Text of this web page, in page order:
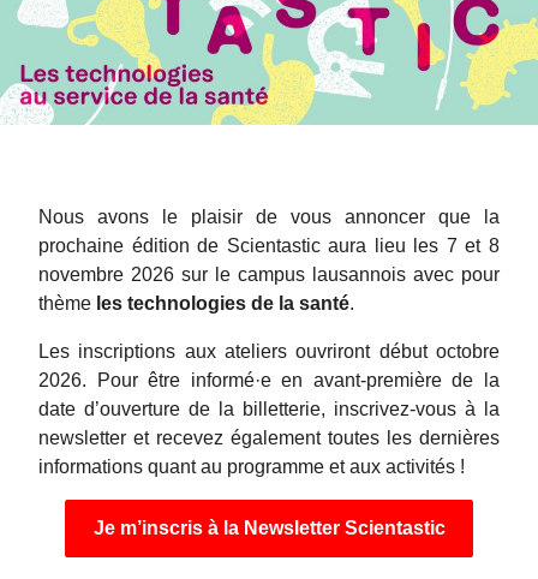
Nous avons le plaisir de vous annoncer que la
prochaine édition de Scientastic aura lieu les 7 et 8
novembre 2026 sur le campus lausannois avec pour
thème les technologies de la santé.
Les inscriptions aux ateliers ouvriront début octobre
2026. Pour être informé·e en avant-première de la
date d’ouverture de la billetterie, inscrivez-vous à la
newsletter et recevez également toutes les dernières
informations quant au programme et aux activités !
Je m’inscris à la Newsletter Scientastic